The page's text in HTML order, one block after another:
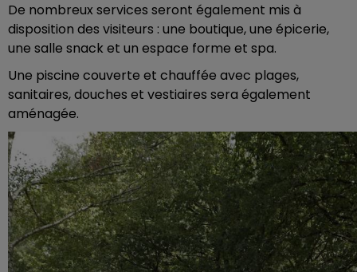
De nombreux services seront également mis à
disposition des visiteurs : une boutique, une épicerie,
une salle snack et un espace forme et spa.
Une piscine couverte et chauffée avec plages,
sanitaires, douches et vestiaires sera également
aménagée.